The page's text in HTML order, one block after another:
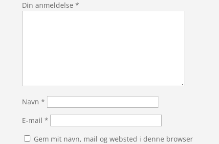
Din anmeldelse *
Navn *
E-mail *
Gem mit navn, mail og websted i denne browser